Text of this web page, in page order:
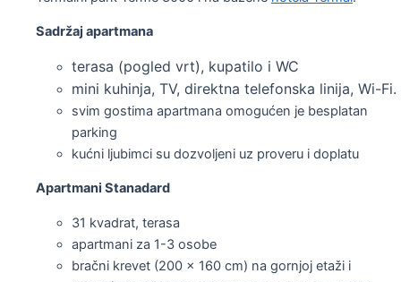
Sadržaj apartmana
terasa (pogled vrt), kupatilo i WC
mini kuhinja, TV, direktna telefonska linija, Wi-Fi.
svim gostima apartmana omogućen je besplatan
parking
kućni ljubimci su dozvoljeni uz proveru i doplatu
Apartmani Stanadard
31 kvadrat, terasa
apartmani za 1-3 osobe
bračni krevet (200 x 160 cm) na gornjoj etaži i